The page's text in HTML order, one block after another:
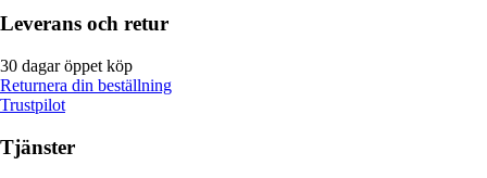
Leverans och retur
30 dagar öppet köp
Returnera din beställning
Trustpilot
Tjänster